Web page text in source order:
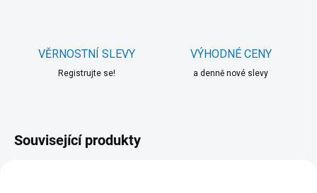
VĚRNOSTNÍ SLEVY
Registrujte se!
VÝHODNÉ CENY
a denně nové slevy
Související produkty